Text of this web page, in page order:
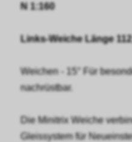
N 1:160
Links-Weiche Länge
Weichen - 15° Für
nachrüstbar.
Die Minitrix Weiche
Gleissystem für